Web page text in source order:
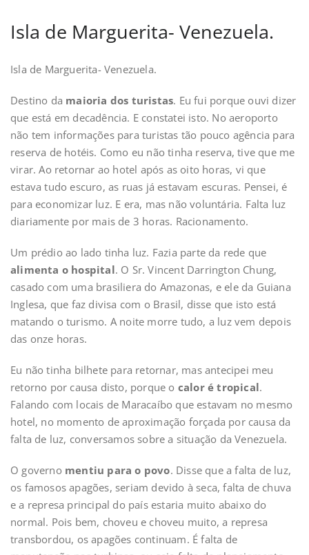
Isla de Marguerita- Venezuela.
Isla de Marguerita- Venezuela.
Destino da maioria dos turistas. Eu fui porque ouvi dizer
que está em decadência. E constatei isto. No aeroporto
não tem informações para turistas tão pouco agência para
reserva de hotéis. Como eu não tinha reserva, tive que me
virar. Ao retornar ao hotel após as oito horas, vi que
estava tudo escuro, as ruas já estavam escuras. Pensei, é
para economizar luz. E era, mas não voluntária. Falta luz
diariamente por mais de 3 horas. Racionamento.
Um prédio ao lado tinha luz. Fazia parte da rede que
alimenta o hospital. O Sr. Vincent Darrington Chung,
casado com uma brasiliera do Amazonas, e ele da Guiana
Inglesa, que faz divisa com o Brasil, disse que isto está
matando o turismo. A noite morre tudo, a luz vem depois
das onze horas.
Eu não tinha bilhete para retornar, mas antecipei meu
retorno por causa disto, porque o calor é tropical.
Falando com locais de Maracaíbo que estavam no mesmo
hotel, no momento de aproximação forçada por causa da
falta de luz, conversamos sobre a situação da Venezuela.
O governo mentiu para o povo. Disse que a falta de luz,
os famosos apagões, seriam devido à seca, falta de chuva
e a represa principal do país estaria muito abaixo do
normal. Pois bem, choveu e choveu muito, a represa
transbordou, os apagões continuam. É falta de